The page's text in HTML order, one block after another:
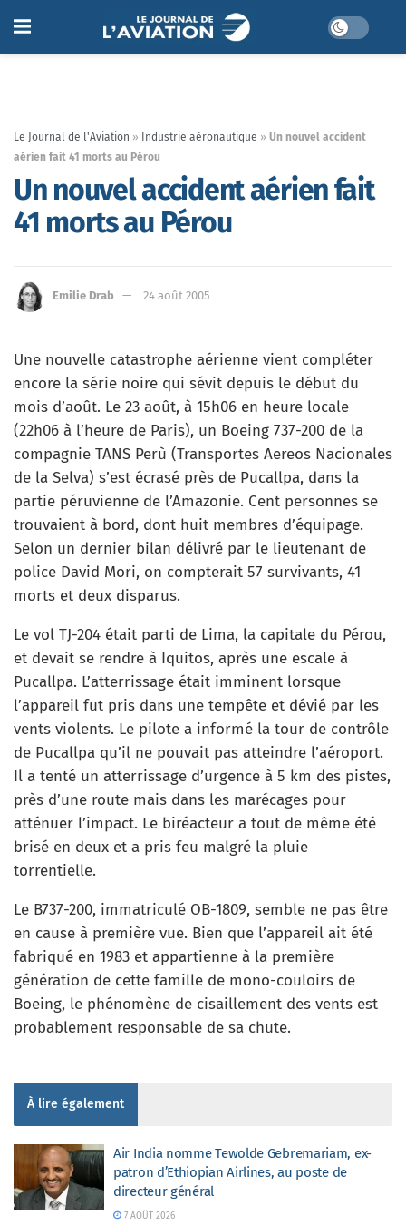
Le Journal de l'Aviation » Industrie aéronautique » Un nouvel accident
aérien fait 41 morts au Pérou
Un nouvel accident aérien fait
41 morts au Pérou
Emilie Drab 24 août 2005
Une nouvelle catastrophe aérienne vient compléter
encore la série noire qui sévit depuis le début du
mois d’août. Le 23 août, à 15h06 en heure locale
(22h06 à l’heure de Paris), un Boeing 737-200 de la
compagnie TANS Perù (Transportes Aereos Nacionales
de la Selva) s’est écrasé près de Pucallpa, dans la
partie péruvienne de l’Amazonie. Cent personnes se
trouvaient à bord, dont huit membres d’équipage.
Selon un dernier bilan délivré par le lieutenant de
police David Mori, on compterait 57 survivants, 41
morts et deux disparus.
Le vol TJ-204 était parti de Lima, la capitale du Pérou,
et devait se rendre à Iquitos, après une escale à
Pucallpa. L’atterrissage était imminent lorsque
l’appareil fut pris dans une tempête et dévié par les
vents violents. Le pilote a informé la tour de contrôle
de Pucallpa qu’il ne pouvait pas atteindre l’aéroport.
Il a tenté un atterrissage d’urgence à 5 km des pistes,
près d’une route mais dans les marécages pour
atténuer l’impact. Le biréacteur a tout de même été
brisé en deux et a pris feu malgré la pluie
torrentielle.
Le B737-200, immatriculé OB-1809, semble ne pas être
en cause à première vue. Bien que l’appareil ait été
fabriqué en 1983 et appartienne à la première
génération de cette famille de mono-couloirs de
Boeing, le phénomène de cisaillement des vents est
probablement responsable de sa chute.
À lire également
Air India nomme Tewolde Gebremariam, ex-
patron d’Ethiopian Airlines, au poste de
directeur général
7 AOÛT 2026